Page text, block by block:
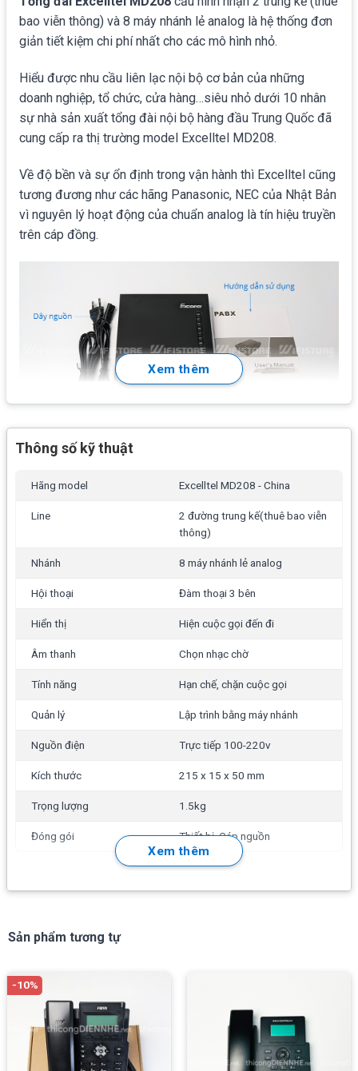
bao viễn thông) và 8 máy nhánh lẻ analog là hệ thống đơn
giản tiết kiệm chi phí nhất cho các mô hình nhỏ.
Hiểu được nhu cầu liên lạc nội bộ cơ bản của những
doanh nghiệp, tổ chức, cửa hàng…siêu nhỏ dưới 10 nhân
sự nhà sản xuất tổng đài nội bộ hàng đầu Trung Quốc đã
cung cấp ra thị trường model Excelltel MD208.
Về độ bền và sự ổn định trong vận hành thì Excelltel cũng
tương đương như các hãng Panasonic, NEC của Nhật Bản
vì nguyên lý hoạt động của chuẩn analog là tín hiệu truyền
trên cáp đồng.
Chế độ làm việc của người điều hành / người phục vụ
tự động
OGM (DISA: 12 giây trong một bộ phận)
ID người gọi (chỉ dành cho phần mở rộng đổ chuông
của nhà điều hành)
Chuyển cuộc gọi
Chuyển tiếp cuộc gọi
Kiểm soát thời lượng cuộc gọi
Cuộc gọi nhóm
CO line booking
CO line dự phòng
Mã hóa linh hoạt số Ext
Truy vấn số máy lẻ
Không làm phiền (DND)
Hội nghị ba bên
CO Line group/Ext. group
Thông số từ nhà sản xuất của Excelltel MD208 trên
Xem thêm
Thông số kỹ thuật
Hãng model Excelltel MD208 - China
Line
2 đường trung kế(thuê bao viễn
thông)
Nhánh 8 máy nhánh lẻ analog
Hội thoại Đàm thoại 3 bên
Hiển thị Hiện cuộc gọi đến đi
Âm thanh Chọn nhạc chờ
Tính năng Hạn chế, chặn cuộc gọi
Quản lý Lập trình bằng máy nhánh
Nguồn điện Trực tiếp 100-220v
Kích thước 215 x 15 x 50 mm
Trọng lượng 1.5kg
Đóng gói Thiết bị, Cáp nguồn
Xem thêm
Sản phẩm tương tự
-10%